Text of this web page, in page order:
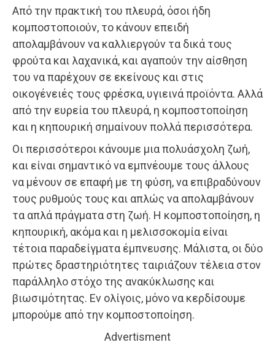
Από την πρακτική του πλευρά, όσοι ήδη
κομποστοποιούν, το κάνουν επειδή
απολαμβάνουν να καλλιεργούν τα δικά τους
φρούτα και λαχανικά, και αγαπούν την αίσθηση
του να παρέχουν σε εκείνους και στις
οικογένειές τους φρέσκα, υγιεινά προϊόντα. Αλλά
από την ευρεία του πλευρά, η κομποστοποίηση
και η κηπουρική σημαίνουν πολλά περισσότερα.
Οι περισσότεροι κάνουμε μια πολυάσχολη ζωή,
και είναι σημαντικό να εμπνέουμε τους άλλους
να μένουν σε επαφή με τη φύση, να επιβραδύνουν
τους ρυθμούς τους και απλώς να απολαμβάνουν
τα απλά πράγματα στη ζωή. Η κομποστοποίηση, η
κηπουρική, ακόμα και η μελισσοκομία είναι
τέτοια παραδείγματα έμπνευσης. Μάλιστα, οι δύο
πρώτες δραστηριότητες ταιριάζουν τέλεια στον
παράλληλο στόχο της ανακύκλωσης και
βιωσιμότητας. Εν ολίγοις, μόνο να κερδίσουμε
μπορούμε από την κομποστοποίηση.
Advertisment